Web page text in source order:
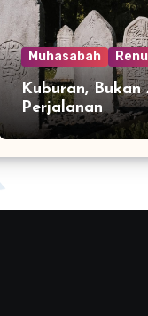
Muhasabah
Kuburan, Bukan
Perjalanan